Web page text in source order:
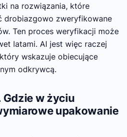
na rozwiązania, które
drobiazgowo zweryfikowane
Ten proces weryfikacji może
latami. AI jest więc raczej
wskazuje obiecujące
odkrywcą.
w życiu
upakowanie